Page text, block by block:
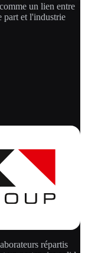
un lien entre
part et l'industrie
répartis